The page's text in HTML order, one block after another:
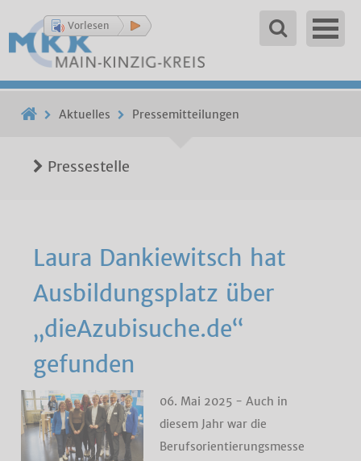
Vorlesen
Aktuelles Pressemitteilungen
Pressestelle
Laura Dankiewitsch hat
Ausbildungsplatz über
„dieAzubisuche.de“
gefunden
06. Mai 2025 - Auch in
diesem Jahr war die
Berufsorientierungsmesse